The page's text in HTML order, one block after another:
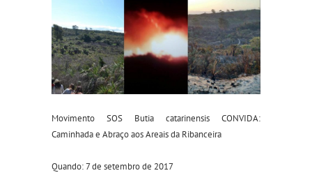
Movimento SOS Butia catarinensis CONVIDA:
Caminhada e Abraço aos Areais da Ribanceira
Quando: 7 de setembro de 2017